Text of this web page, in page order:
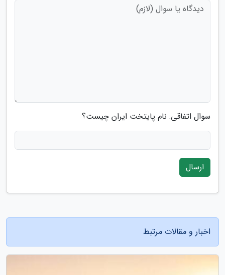
سوال اتفاقی: نام پایتخت ایران چیست؟
ارسال
اخبار و مقالات مرتبط